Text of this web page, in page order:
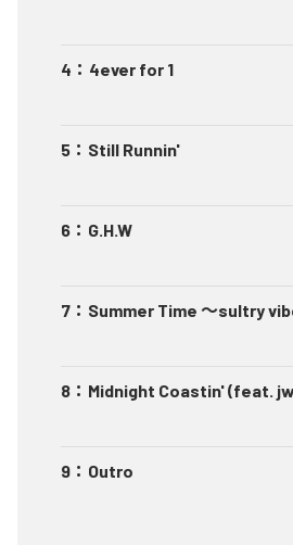
4 ： 4ever for 1
5 ： Still Runnin'
6 ： G.H.W
7 ： Summer Time 〜sultry
8 ： Midnight Coastin' (feat.
9 ： Outro